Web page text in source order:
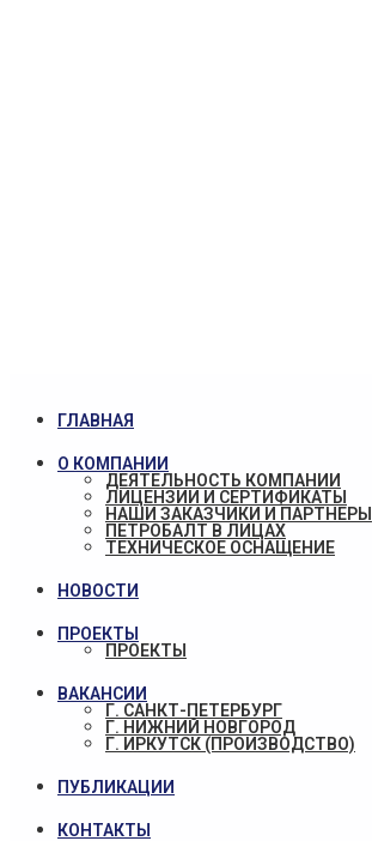
ГЛАВНАЯ
О КОМПАНИИ
ДЕЯТЕЛЬНОСТЬ КОМПАНИИ
ЛИЦЕНЗИИ И СЕРТИФИКАТЫ
НАШИ ЗАКАЗЧИКИ И ПАРТНЕРЫ
ПЕТРОБАЛТ В ЛИЦАХ
ТЕХНИЧЕСКОЕ ОСНАЩЕНИЕ
НОВОСТИ
ПРОЕКТЫ
ПРОЕКТЫ
ВАКАНСИИ
Г. САНКТ-ПЕТЕРБУРГ
Г. НИЖНИЙ НОВГОРОД
Г. ИРКУТСК (ПРОИЗВОДСТВО)
ПУБЛИКАЦИИ
КОНТАКТЫ